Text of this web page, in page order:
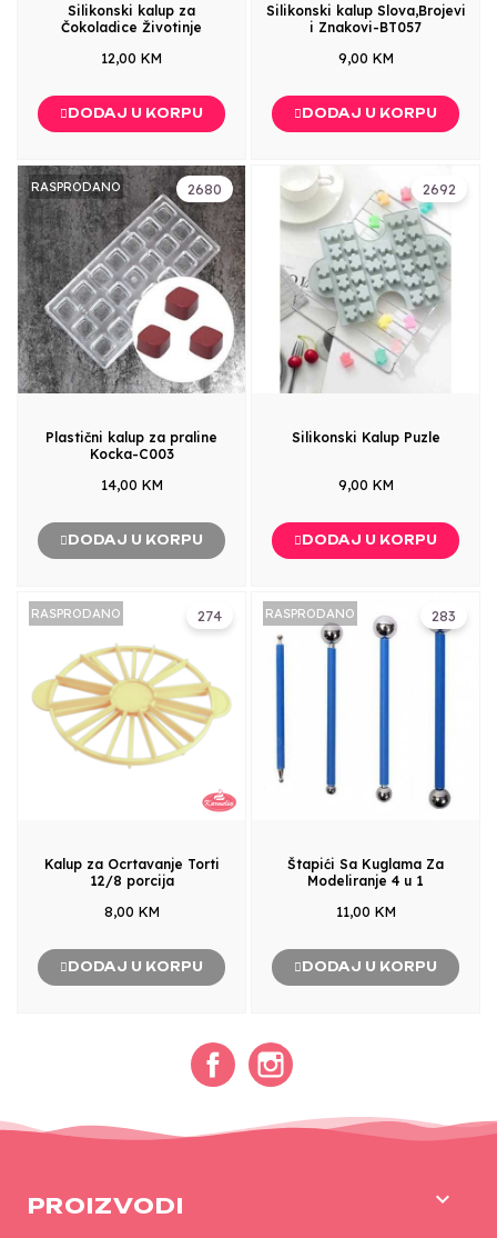
Silikonski kalup za
Čokoladice Životinje
12,00 KM
DODAJ U KORPU
Silikonski kalup Slova,Brojevi
i Znakovi-BT057
9,00 KM
DODAJ U KORPU
2680
RASPRODANO
Plastični kalup za praline
Kocka-C003
14,00 KM
DODAJ U KORPU
2692
Silikonski Kalup Puzle
9,00 KM
DODAJ U KORPU
274
RASPRODANO
Kalup za Ocrtavanje Torti
12/8 porcija
8,00 KM
DODAJ U KORPU
283
RASPRODANO
Štapići Sa Kuglama Za
Modeliranje 4 u 1
11,00 KM
DODAJ U KORPU
Facebook
PROIZVODI 